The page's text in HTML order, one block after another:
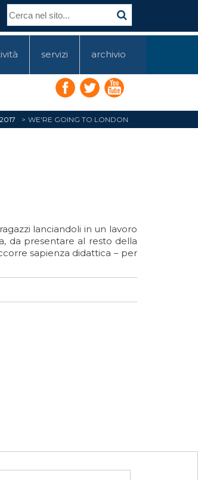
servizi archivio
2017 WE'RE GOING TO LONDON
lanciandoli in un lavoro
da presentare al resto della
sapienza didattica – per